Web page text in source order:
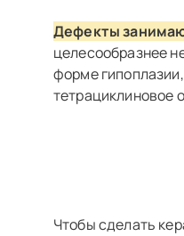
Дефекты
целесообразнее
форме
тетрациклиновое
Чтобы сделать